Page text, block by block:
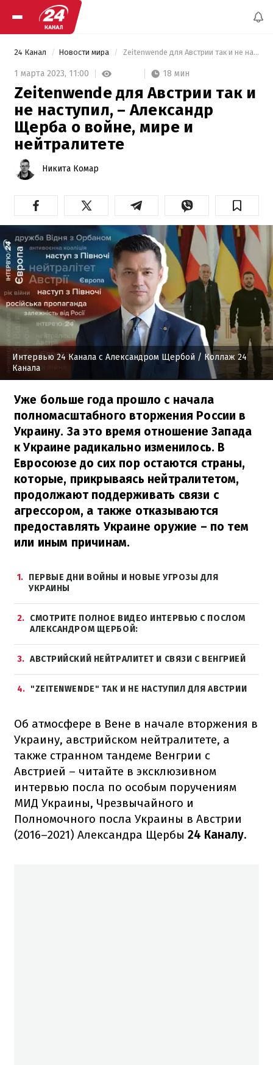
24 Канал Новости мира Zeitenwende для Австрии так и не наступил, – Александр Щерба о войне, мире и нейтралитете
1 марта 2023, 11:00 18 мин
Zeitenwende для Австрии так и
не наступил, – Александр
Щерба о войне, мире и
нейтралитете
Никита Комар
Интервью 24 Канала с Александром Щербой / Коллаж 24
Канала
Уже больше года прошло с начала
полномасштабного вторжения России в
Украину. За это время отношение Запада
к Украине радикально изменилось. В
Евросоюзе до сих пор остаются страны,
которые, прикрываясь нейтралитетом,
продолжают поддерживать связи с
агрессором, а также отказываются
предоставлять Украине оружие – по тем
или иным причинам.
1
ПЕРВЫЕ ДНИ ВОЙНЫ И НОВЫЕ УГРОЗЫ ДЛЯ
УКРАИНЫ
2
СМОТРИТЕ ПОЛНОЕ ВИДЕО ИНТЕРВЬЮ С ПОСЛОМ
АЛЕКСАНДРОМ ЩЕРБОЙ:
3 АВСТРИЙСКИЙ НЕЙТРАЛИТЕТ И СВЯЗИ С ВЕНГРИЕЙ
4 "ZEITENWENDE" ТАК И НЕ НАСТУПИЛ ДЛЯ АВСТРИИ
Об атмосфере в Вене в начале вторжения в
Украину, австрийском нейтралитете, а
также странном тандеме Венгрии с
Австрией – читайте в эксклюзивном
интервью посла по особым поручениям
МИД Украины, Чрезвычайного и
Полномочного посла Украины в Австрии
(2016–2021) Александра Щербы 24 Каналу.